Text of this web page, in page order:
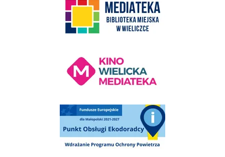
Punkt Obsługi Ekodoradcy Wieliczka